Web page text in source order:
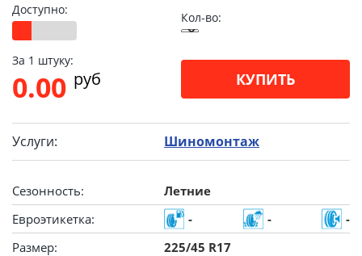
Доступно:
Кол-во:
За 1 штуку:
0.00 pуб КУПИТЬ
Услуги: Шиномонтаж
Сезонность:
Летние
Евроэтикетка:
- -
-
Размер:
225/45 R17